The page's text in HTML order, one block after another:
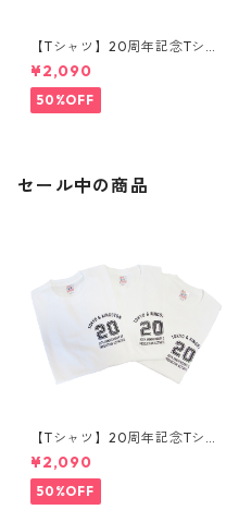
【Tシャツ】20周年記念Tシャ
ツ
¥2,090
50%OFF
セール中の商品
【Tシャツ】20周年記念Tシャ
ツ
¥2,090
50%OFF